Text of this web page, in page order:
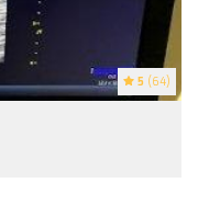
5 (64)